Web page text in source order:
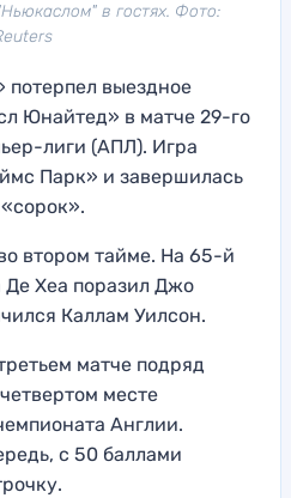
в гостях. Фото:
выездное
Юнайтед» в матче 29-го
лиги (АПЛ). Игра
Парк» и завершилась
втором тайме. На 65-й
Де Хеа поразил Джо
Каллам Уилсон.
матче подряд
месте
Англии.
с 50 баллами